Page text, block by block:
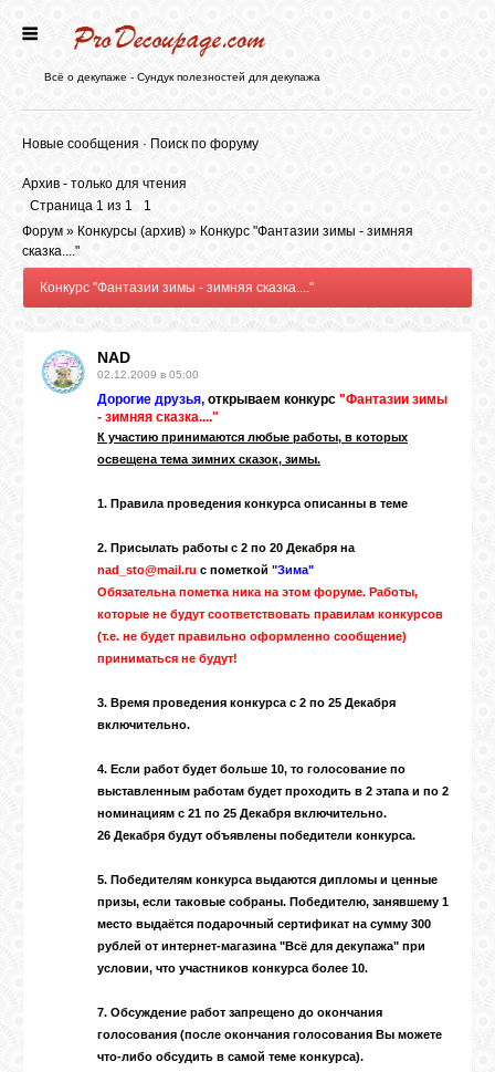
БЛОГ
ФОРУМ
Всё о декупаже - Сундук полезностей для декупажа
Новые сообщения · Поиск по форуму
Архив - только для чтения
Страница 1 из 1
1
Форум » Конкурсы (архив) » Конкурс "Фантазии зимы - зимняя
сказка...."
Конкурс "Фантазии зимы - зимняя сказка...."
NAD
02.12.2009 в 05:00
Дорогие друзья, открываем конкурс "Фантазии зимы
- зимняя сказка...."
К участию принимаются любые работы, в которых
освещена тема зимних сказок, зимы.
1. Правила проведения конкурса описанны в теме
2. Присылать работы с 2 по 20 Декабря на
nad_sto@mail.ru с пометкой "Зима"
Обязательна пометка ника на этом форуме. Работы,
которые не будут соответствовать правилам конкурсов
(т.е. не будет правильно оформленно сообщение)
приниматься не будут!
3. Время проведения конкурса с 2 по 25 Декабря
включительно.
4. Если работ будет больше 10, то голосование по
выставленным работам будет проходить в 2 этапа и по 2
номинациям с 21 по 25 Декабря включительно.
26 Декабря будут объявлены победители конкурса.
5. Победителям конкурса выдаются дипломы и ценные
призы, если таковые собраны. Победителю, занявшему 1
место выдаётся подарочный сертификат на сумму 300
рублей от интернет-магазина "Всё для декупажа" при
условии, что участников конкурса более 10.
7. Обсуждение работ запрещено до окончания
голосования (после окончания голосования Вы можете
что-либо обсудить в самой теме конкурса).